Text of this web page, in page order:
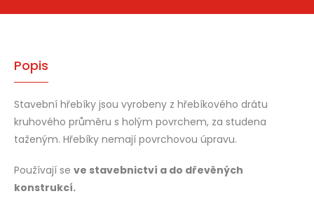
Popis
Stavební hřebíky jsou vyrobeny z hřebíkového drátu
kruhového průměru s holým povrchem, za studena
taženým. Hřebíky nemají povrchovou úpravu.
Používají se ve stavebnictví a do dřevěných
konstrukcí.